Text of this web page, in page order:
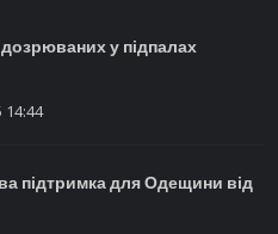
у підпалах
14:44
підтримка для Одещини від